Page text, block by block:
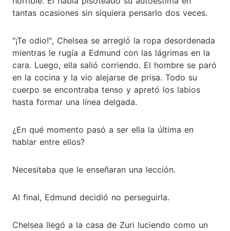
tantas ocasiones sin siquiera pensarlo dos veces.
"¡Te odio!", Chelsea se arregló la ropa desordenada
mientras le rugía a Edmund con las lágrimas en la
cara. Luego, ella salió corriendo. El hombre se paró
en la cocina y la vio alejarse de prisa. Todo su
cuerpo se encontraba tenso y apretó los labios
hasta formar una línea delgada.
¿En qué momento pasó a ser ella la última en
hablar entre ellos?
Necesitaba que le enseñaran una lección.
Al final, Edmund decidió no perseguirla.
Chelsea llegó a la casa de Zuri luciendo como un